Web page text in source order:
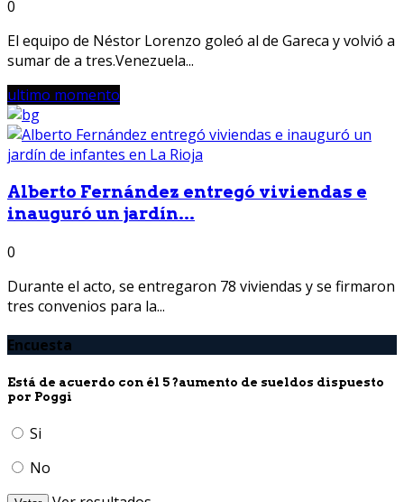
0
El equipo de Néstor Lorenzo goleó al de Gareca y volvió a
sumar de a tres.Venezuela...
ultimo momento
Alberto Fernández entregó viviendas e
inauguró un jardín...
0
Durante el acto, se entregaron 78 viviendas y se firmaron
tres convenios para la...
Encuesta
Está de acuerdo con él 5 ?aumento de sueldos dispuesto
por Poggi
Si
No